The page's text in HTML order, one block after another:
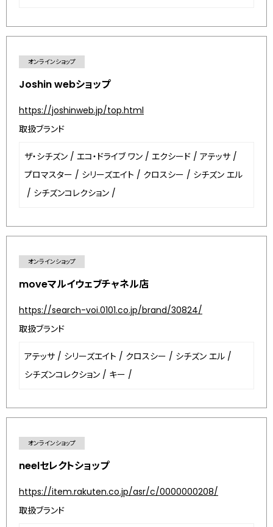
オンラインショップ
Joshin webショップ
https://joshinweb.jp/top.html
取扱ブランド
ザ・シチズン / エコ・ドライブ ワン / エクシード / アテッサ /
プロマスター / シリーズエイト / クロスシー / シチズン エル
/ シチズンコレクション /
オンラインショップ
moveマルイウェブチャネル店
https://search-voi.0101.co.jp/brand/30824/
取扱ブランド
アテッサ / シリーズエイト / クロスシー / シチズン エル /
シチズンコレクション / キー /
オンラインショップ
neelセレクトショップ
https://item.rakuten.co.jp/asr/c/0000000208/
取扱ブランド